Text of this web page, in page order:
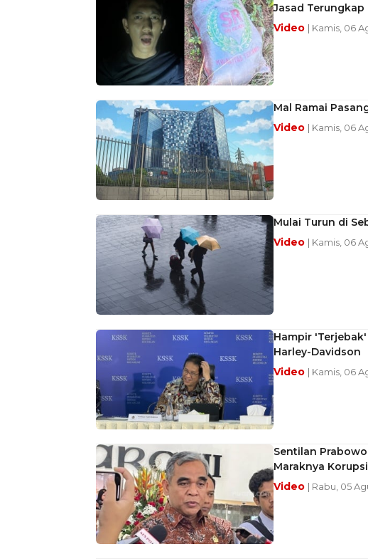
Jasad Terungkap
Video | Kamis, 06
Mal Ramai
Video | Kamis, 06
Mulai Turun di
Video | Kamis, 06
Hampir
Harley-Davidson
Video | Kamis, 06
Sentilan
Maraknya
Video | Rabu, 05